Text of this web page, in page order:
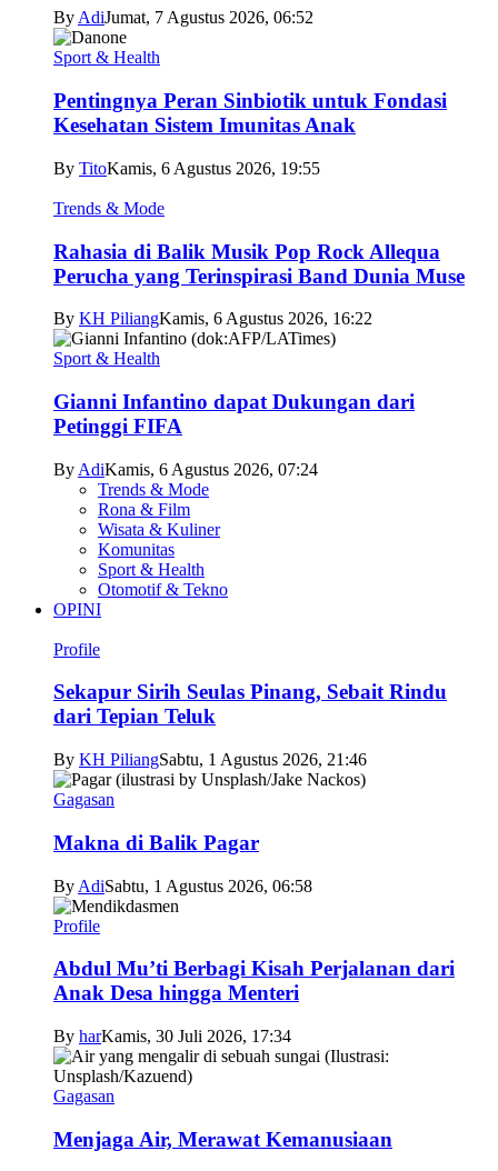
ByAdiJumat, 7 Agustus 2026, 06:52
Sport & Health
Pentingnya Peran Sinbiotik untuk Fondasi
Kesehatan Sistem Imunitas Anak
By TitoKamis, 6 Agustus 2026, 19:55
Trends & Mode
Rahasia di Balik Musik Pop Rock Allequa
Perucha yang Terinspirasi Band Dunia Muse
By KH PiliangKamis, 6 Agustus 2026, 16:22
Sport & Health
Gianni Infantino dapat Dukungan dari
Petinggi FIFA
By AdiKamis, 6 Agustus 2026, 07:24
Trends & Mode
Rona & Film
Wisata & Kuliner
Komunitas
Sport & Health
Otomotif & Tekno
OPINI
Profile
Sekapur Sirih Seulas Pinang, Sebait Rindu
dari Tepian Teluk
By KH PiliangSabtu, 1 Agustus 2026, 21:46
Gagasan
Makna di Balik Pagar
By AdiSabtu, 1 Agustus 2026, 06:58
Profile
Abdul Mu’ti Berbagi Kisah Perjalanan dari
Anak Desa hingga Menteri
By harKamis, 30 Juli 2026, 17:34
Gagasan
Menjaga Air, Merawat Kemanusiaan